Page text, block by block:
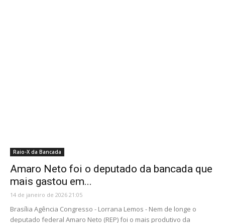
Raio-X da Bancada
Amaro Neto foi o deputado da bancada que
mais gastou em...
14 de janeiro de 2026 21:05
Brasília Agência Congresso - Lorrana Lemos - Nem de longe o
deputado federal Amaro Neto (REP) foi o mais produtivo da